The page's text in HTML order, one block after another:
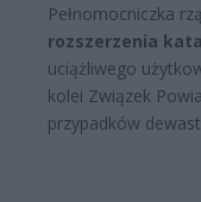
Pełnomocniczka
rozszerzenia
uciążliwego
kolei Związek
przypadków